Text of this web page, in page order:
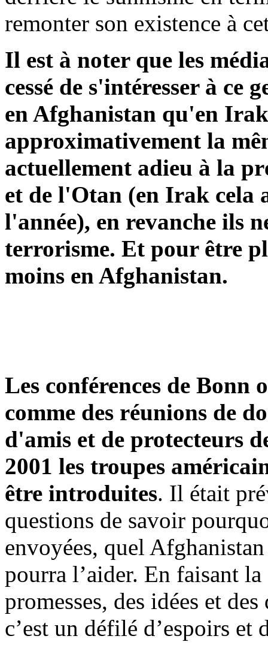
remonter son existence à
Il est à noter que les
cessé de s'intéresser à ce
en Afghanistan qu'en
approximativement la
actuellement adieu à la
et de l'Otan (en Irak cela
l'année), en revanche ils
terrorisme. Et pour être
moins en Afghanistan.
Les conférences de Bonn
comme des réunions de
d'amis et de protecteurs
2001 les troupes
être introduites. Il était
questions de savoir
envoyées, quel
pourra l’aider. En faisant
promesses, des idées et
c’est un défilé d’espoirs et